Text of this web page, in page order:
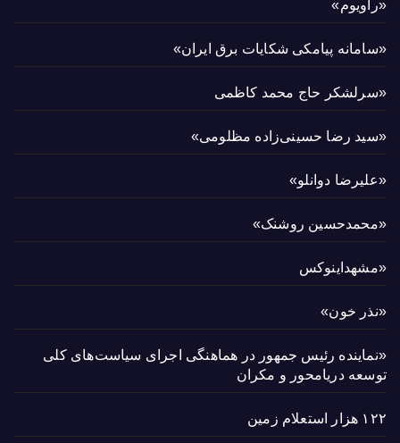
«راویوم»
«سامانه پیامکی شکایات برق ایران»
«سرلشکر حاج محمد کاظمی
«سید رضا حسینی‌زاده مظلومی»
«علیرضا دوانلو»
«محمدحسین روشنک»
«مشهداینوکس
«نذر خون»
«نماینده رئیس جمهور در هماهنگی اجرای سیاست‌های کلی
توسعه دریامحور و مکران
۱۲۲ هزار استعلام زمین